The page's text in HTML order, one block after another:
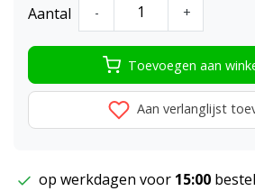
Aantal - +
Toevoegen aan
Aan verlanglijst
op werkdagen voor 15:00